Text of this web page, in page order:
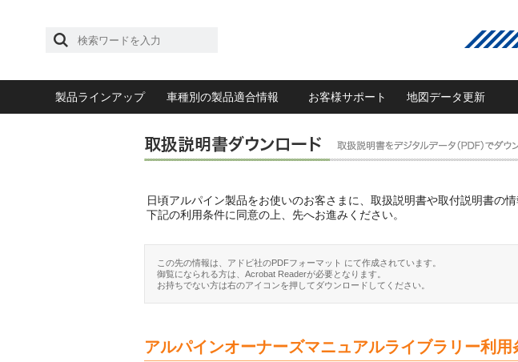
製品ラインアップ 車種別の製品適合情報 お客様サポート 地図データ更新
日頃アルパイン製品をお使いのお客さまに、取扱説明書や取付説明書の
下記の利用条件に同意の上、先へお進みください。
この先の情報は、アドビ社のPDFフォーマット にて作成されています。
御覧になられる方は、Acrobat Readerが必要となります。
お持ちでない方は右のアイコンを押してダウンロードしてください。
アルパインオーナーズマニュアルライブラリー利用